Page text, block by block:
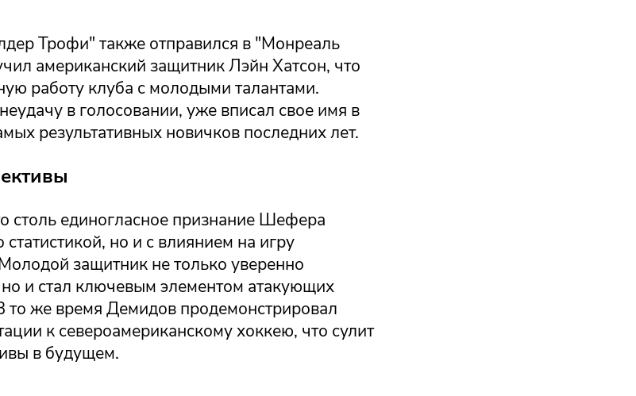
Трофи" также отправился в "Монреаль
американский защитник Лэйн Хатсон, что
работу клуба с молодыми талантами.
в голосовании, уже вписал свое имя в
результативных новичков последних лет.
столь единогласное признание Шефера
статистикой, но и с влиянием на игру
защитник не только уверенно
и стал ключевым элементом атакующих
то же время Демидов продемонстрировал
к североамериканскому хоккею, что сулит
в будущем.